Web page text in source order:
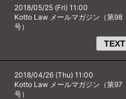
2018/05/25 (Fri) 11:00
Kotto Law メールマガジン（第98
号）
TEXT
2018/04/26 (Thu) 11:00
Kotto Law メールマガジン（第97
号）